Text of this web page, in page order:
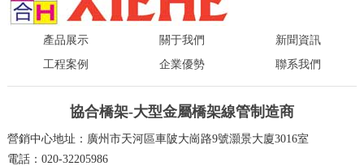
產品展示 關于我們
新聞資訊
工程案例
企業優勢 聯系我們
協合橋架-大型金屬橋架線管制造商
營銷中心地址：廣州市天河區車陂大崗路9號灝景大廈3016室
電話：020-32205986